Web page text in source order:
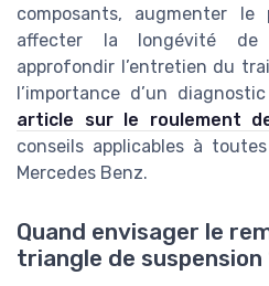
composants, augmenter
affecter la longévité de
approfondir l’entretien du
l’importance d’un
article sur le roulement
conseils applicables à
Mercedes Benz.
Quand envisager le
triangle de suspension